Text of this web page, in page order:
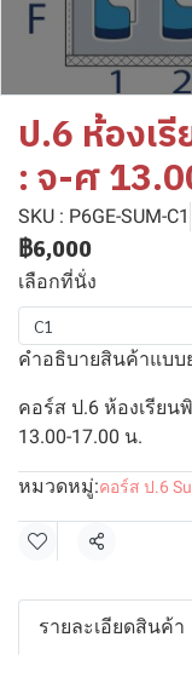
ป.6 ห้องเ
: จ-ศ
SKU : P6GE-SUM-C1
฿6,000
เลือกที่นั่ง
C1
คำอธิบายสินค้าแบบ
คอร์ส ป.6 ห้องเรียน
13.00-17.00 น.
หมวดหมู่:คอร์ส ป.6
แชร์
รายละเอียดสินค้า